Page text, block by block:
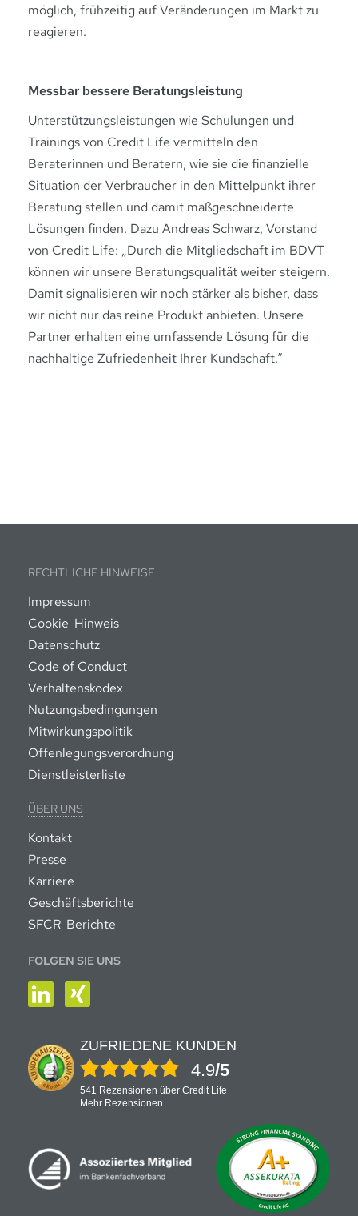
möglich, frühzeitig auf Veränderungen im Markt zu
reagieren.
Messbar bessere Beratungsleistung
Unterstützungsleistungen wie Schulungen und
Trainings von Credit Life vermitteln den
Beraterinnen und Beratern, wie sie die finanzielle
Situation der Verbraucher in den Mittelpunkt ihrer
Beratung stellen und damit maßgeschneiderte
Lösungen finden. Dazu Andreas Schwarz, Vorstand
von Credit Life: „Durch die Mitgliedschaft im BDVT
können wir unsere Beratungsqualität weiter steigern.
Damit signalisieren wir noch stärker als bisher, dass
wir nicht nur das reine Produkt anbieten. Unsere
Partner erhalten eine umfassende Lösung für die
nachhaltige Zufriedenheit Ihrer Kundschaft.“
RECHTLICHE HINWEISE
Impressum
Cookie-Hinweis
Datenschutz
Code of Conduct
Verhaltenskodex
Nutzungsbedingungen
Mitwirkungspolitik
Offenlegungsverordnung
Dienstleisterliste
ÜBER UNS
Kontakt
Presse
Karriere
Geschäftsberichte
SFCR-Berichte
FOLGEN SIE UNS
LinkedIn
XING
ZUFRIEDENE KUNDEN
4.9/5
541 Rezensionen über Credit Life
Mehr Rezensionen